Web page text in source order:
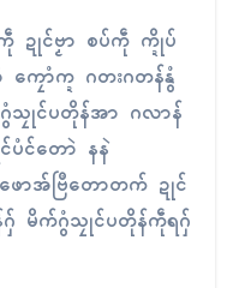
ဍုၚ်ဗၟာ စပ်ကဵု က္ဍိုပ်
ောံက္ဍ ဂတးဂတန်နွံ
သၠုၚ်ပတိုန်အာ ဂလာန်
ၚ်တောဲ နနဲ
ောအ်ဗြဳတောတက် ဍုၚ်
ဂှ် မိက်ဂွံသၠုၚ်ပတိုန်ကဵုရဂှ်